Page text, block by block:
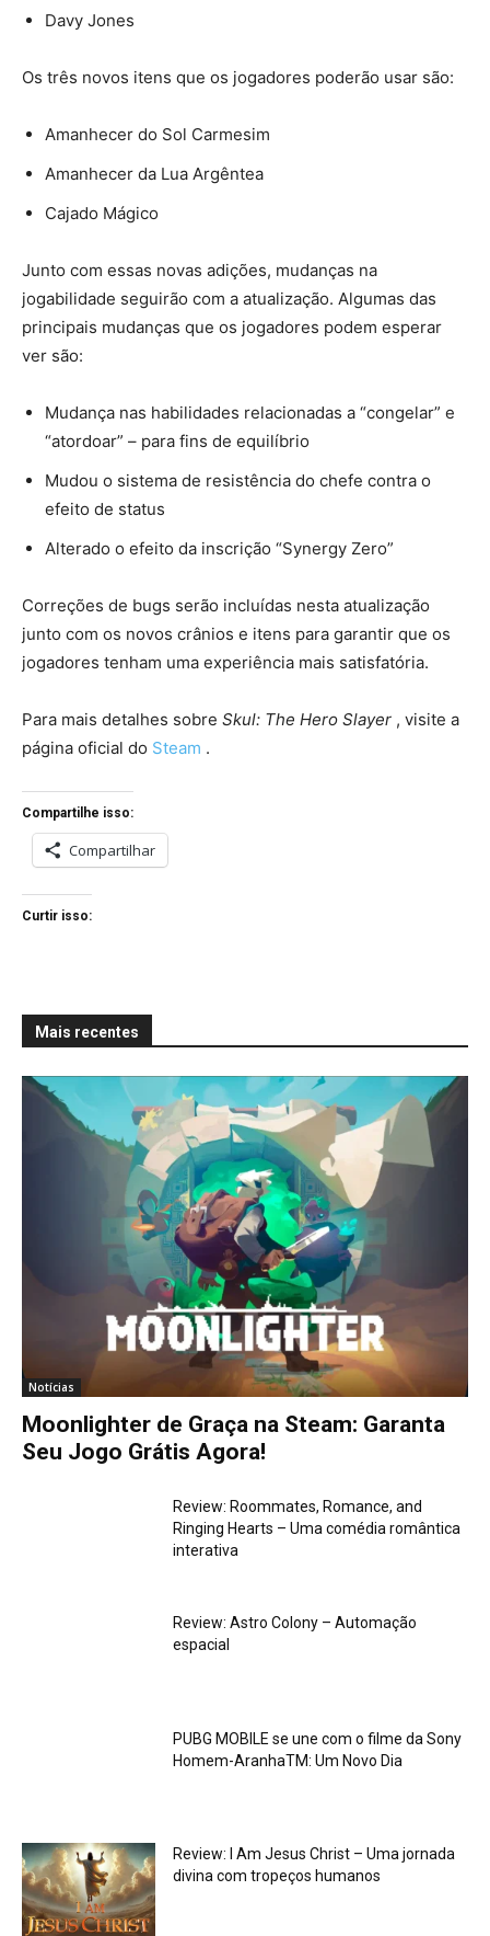
Davy Jones
Os três novos itens que os jogadores poderão usar são:
Amanhecer do Sol Carmesim
Amanhecer da Lua Argêntea
Cajado Mágico
Junto com essas novas adições, mudanças na
jogabilidade seguirão com a atualização. Algumas das
principais mudanças que os jogadores podem esperar
ver são:
Mudança nas habilidades relacionadas a “congelar” e
“atordoar” – para fins de equilíbrio
Mudou o sistema de resistência do chefe contra o
efeito de status
Alterado o efeito da inscrição “Synergy Zero”
Correções de bugs serão incluídas nesta atualização
junto com os novos crânios e itens para garantir que os
jogadores tenham uma experiência mais satisfatória.
Para mais detalhes sobre Skul: The Hero Slayer , visite a
página oficial do Steam .
Compartilhe isso:
Compartilhar
Curtir isso:
Mais recentes
Notícias
Moonlighter de Graça na Steam: Garanta
Seu Jogo Grátis Agora!
Review: Roommates, Romance, and
Ringing Hearts – Uma comédia romântica
interativa
Review: Astro Colony – Automação
espacial
PUBG MOBILE se une com o filme da Sony
Homem-AranhaTM: Um Novo Dia
Review: I Am Jesus Christ – Uma jornada
divina com tropeços humanos